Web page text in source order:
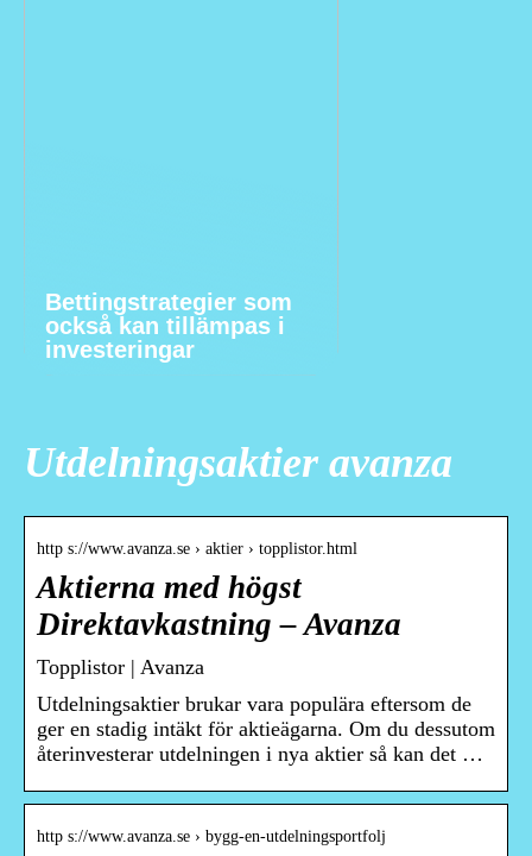
Bettingstrategier som
också kan tillämpas i
investeringar
Utdelningsaktier avanza
http s://www.avanza.se › aktier › topplistor.html
Aktierna med högst
Direktavkastning – Avanza
Topplistor | Avanza
Utdelningsaktier brukar vara populära eftersom de
ger en stadig intäkt för aktieägarna. Om du dessutom
återinvesterar utdelningen i nya aktier så kan det …
http s://www.avanza.se › bygg-en-utdelningsportfolj